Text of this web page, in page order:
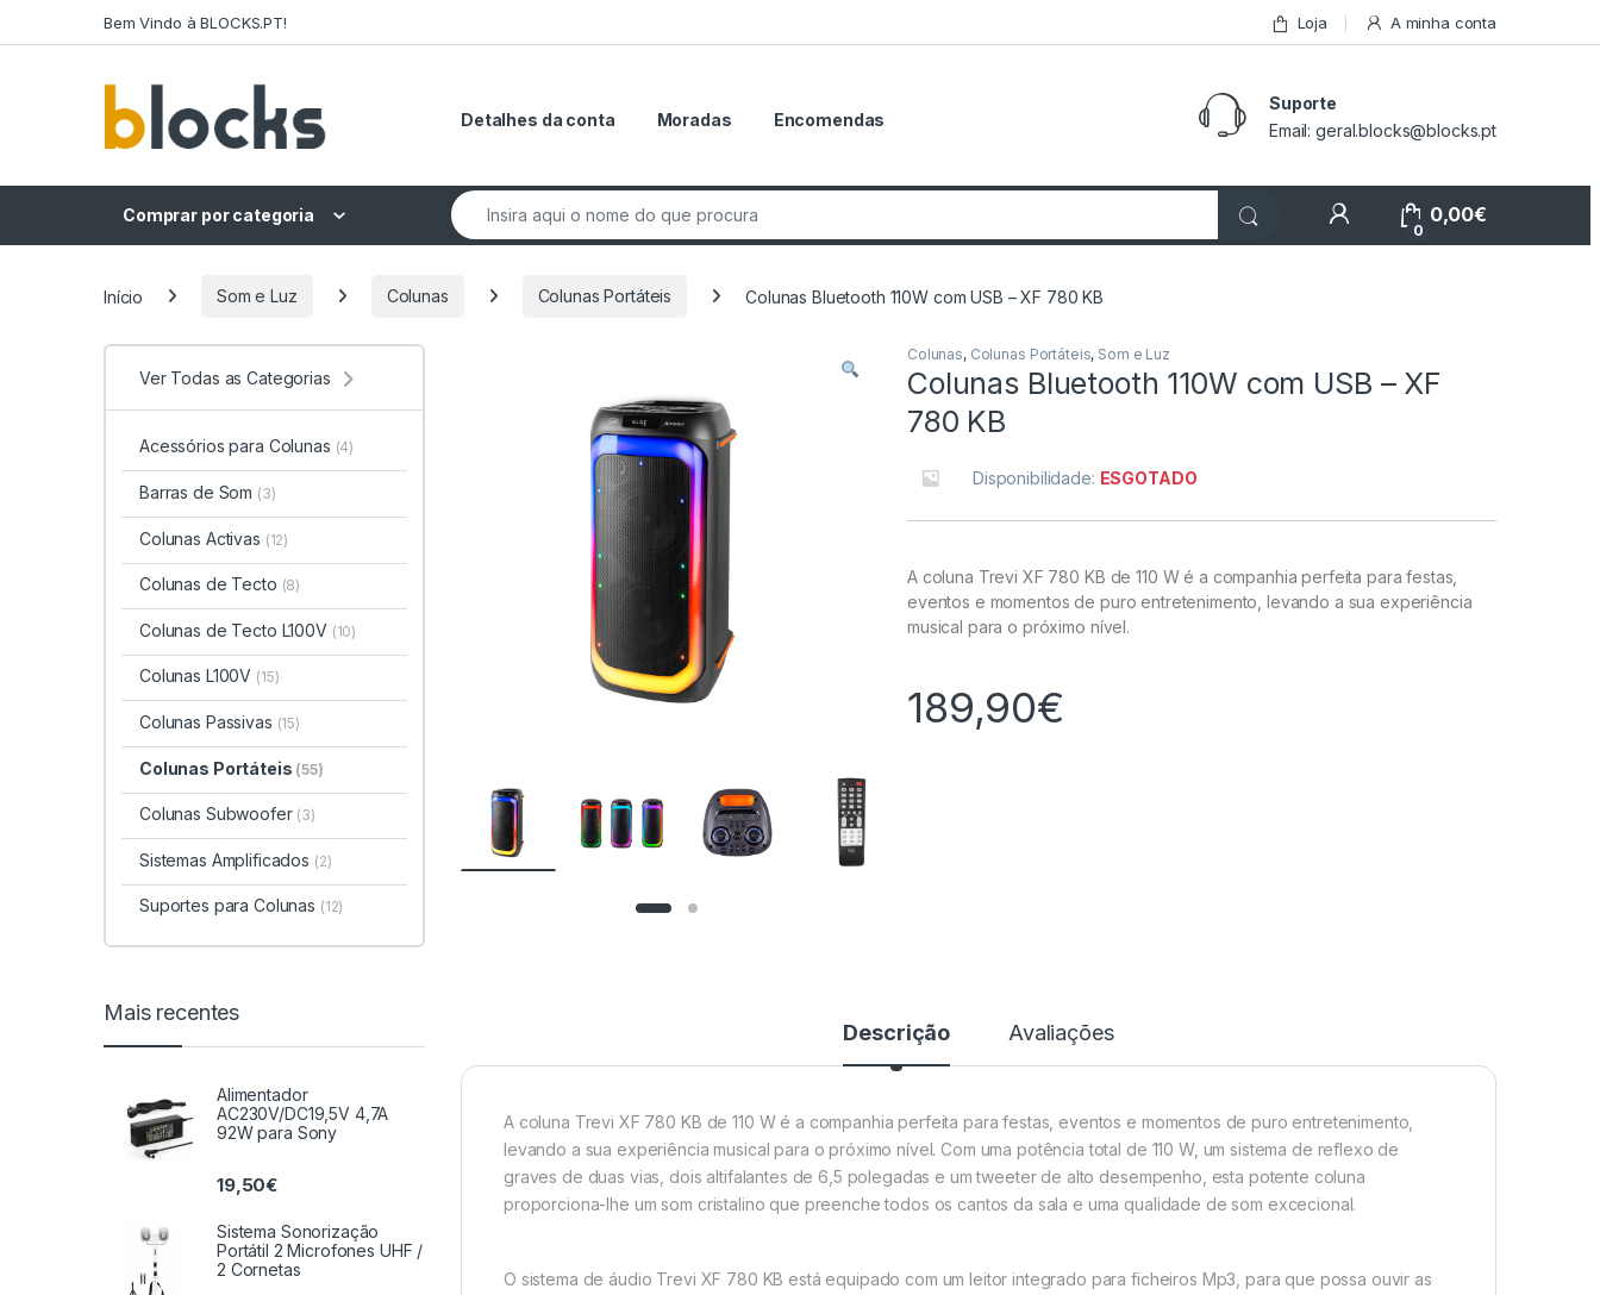
Bem Vindo à BLOCKS.PT! Loja A minha conta
Detalhes da conta Moradas Encomendas
Suporte
Email: geral.blocks@blocks.pt
Comprar por categoria
Search for:
My Account
0
0,00€
Início Som e Luz Colunas Colunas Portáteis Colunas Bluetooth 110W com USB – XF 780 KB
Colunas, Colunas Portáteis, Som e Luz
Colunas Bluetooth 110W com USB – XF
780 KB
Disponibilidade: ESGOTADO
A coluna Trevi XF 780 KB de 110 W é a companhia perfeita para festas,
eventos e momentos de puro entretenimento, levando a sua experiência
musical para o próximo nível.
189,90€
Descrição Avaliações
A coluna Trevi XF 780 KB de 110 W é a companhia perfeita para festas, eventos e momentos de puro entretenimento,
levando a sua experiência musical para o próximo nível. Com uma potência total de 110 W, um sistema de reflexo de
graves de duas vias, dois altifalantes de 6,5 polegadas e um tweeter de alto desempenho, esta potente coluna
proporciona-lhe um som cristalino que preenche todos os cantos da sala e uma qualidade de som excecional.
O sistema de áudio Trevi XF 780 KB está equipado com um leitor integrado para ficheiros Mp3, para que possa ouvir as
Ver Todas as Categorias
Acessórios para Colunas (4)
Barras de Som (3)
Colunas Activas (12)
Colunas de Tecto (8)
Colunas de Tecto L100V (10)
Colunas L100V (15)
Colunas Passivas (15)
Colunas Portáteis (55)
Colunas Subwoofer (3)
Sistemas Amplificados (2)
Suportes para Colunas (12)
Mais recentes
Alimentador
AC230V/DC19,5V 4,7A
92W para Sony
19,50€
Sistema Sonorização
Portátil 2 Microfones UHF /
2 Cornetas